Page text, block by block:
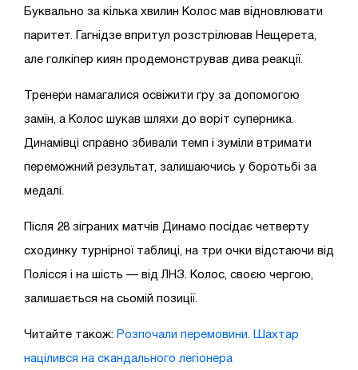
Буквально за кілька хвилин Колос мав відновлювати
паритет. Гагнідзе впритул розстрілював Нещерета,
але голкіпер киян продемонстрував дива реакції.
Тренери намагалися освіжити гру за допомогою
замін, а Колос шукав шляхи до воріт суперника.
Динамівці справно збивали темп і зуміли втримати
переможний результат, залишаючись у боротьбі за
медалі.
Після 28 зіграних матчів Динамо посідає четверту
сходинку турнірної таблиці, на три очки відстаючи від
Полісся і на шість — від ЛНЗ. Колос, своєю чергою,
залишається на сьомій позиції.
Читайте також: Розпочали перемовини. Шахтар
націлився на скандального легіонера